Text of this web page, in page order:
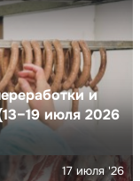
и
июля 2026
17 июля '26